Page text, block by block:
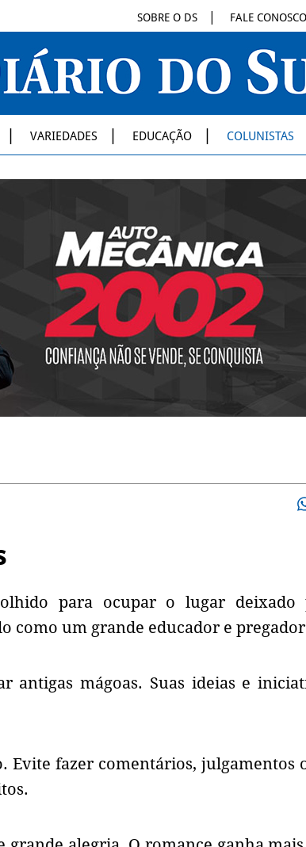
SOBRE O DS FALE CONOSCO
VARIEDADES EDUCAÇÃO COLUNISTAS
para ocupar o lugar deixado
como um grande educador e
mágoas. Suas ideias e
Evite fazer comentários, julgamentos